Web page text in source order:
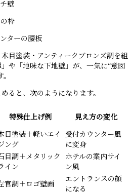
壁
枠
ターの腰板
目塗装・アンティークブロンズ調を組
や「地味な下地壁」が、一気に“意図
ると、次のようになります。
特殊仕上げ例 見え方の変化
目塗装＋軽いエイ
ング
受付カウンター風
に変身
目調＋メタリック
イン
ホテルの案内サイ
ン風
官調＋ロゴ壁画
エントランスの顔
になる